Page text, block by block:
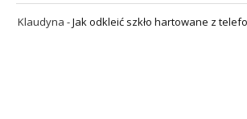
Klaudyna -Jak odkleić szkło hartowane z